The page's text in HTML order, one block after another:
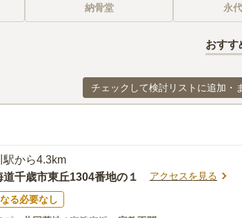
納骨堂 永
おすす
チェックして検討リストに追加・
駅から4.3km
道千歳市東丘1304番地の１
アクセスを見る
る必要なし